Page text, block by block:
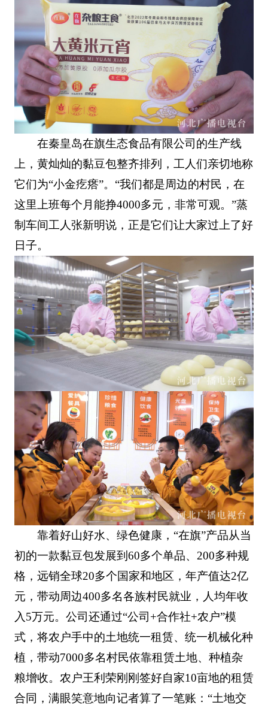
在秦皇岛在旗生态食品有限公司的生产线
上，黄灿灿的黏豆包整齐排列，工人们亲切地称
它们为“小金疙瘩”。“我们都是周边的村民，在
这里上班每个月能挣4000多元，非常可观。”蒸
制车间工人张新明说，正是它们让大家过上了好
日子。
靠着好山好水、绿色健康，“在旗”产品从当
初的一款黏豆包发展到60多个单品、200多种规
格，远销全球20多个国家和地区，年产值达2亿
元，带动周边400多名各族村民就业，人均年收
入5万元。公司还通过“公司+合作社+农户”模
式，将农户手中的土地统一租赁、统一机械化种
植，带动7000多名村民依靠租赁土地、种植杂
粮增收。农户王利荣刚刚签好自家10亩地的租赁
合同，满眼笑意地向记者算了一笔账：“土地交